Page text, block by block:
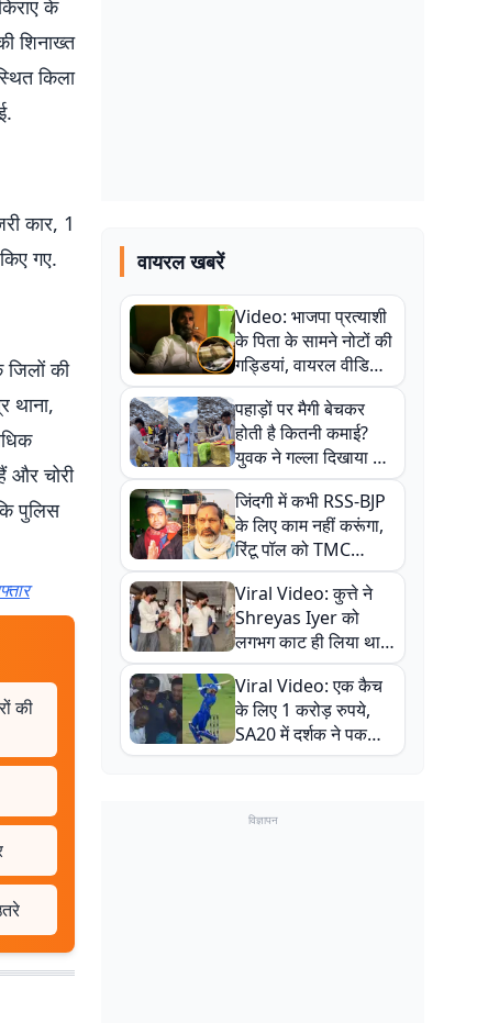
के
शिनाख्त
किला
कार, 1
गए.
जिलों की
थाना,
और चोरी
पुलिस
की
वायरल खबरें
Video: भाजपा प्रत्याशी
के पिता के सामने नोटों की
गड्डियां, वायरल वीडियो
से राजनीति में उबाल,
अजित महतो बोले- TMC
की गंदी चाल
पहाड़ों पर मैगी बेचकर
होती है कितनी कमाई?
युवक ने गल्ला दिखाया तो
नौकरी वालों के खड़े हो गए
कान
जिंदगी में कभी RSS-BJP
के लिए काम नहीं करूंगा,
रिंटू पॉल को TMC
ऑफिस में ले जाकर पीटा,
Video वायरल
Viral Video: कुत्ते ने
Shreyas Iyer को
लगभग काट ही लिया था,
न्यूजीलैंड सीरीज से पहले
बाल-बाल बचे
Viral Video: एक कैच
के लिए 1 करोड़ रुपये,
SA20 में दर्शक ने पकड़ा
एक हाथ से गजब का कैच
विज्ञापन